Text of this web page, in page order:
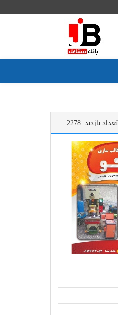
تعداد بازدید: 2278